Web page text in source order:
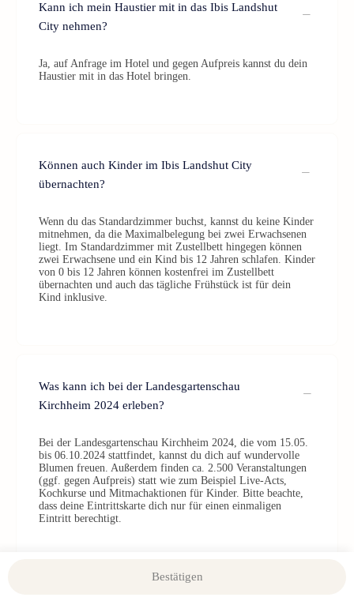
Bestätigen
Kann ich mein Haustier mit in das Ibis Landshut
City nehmen?
Ja, auf Anfrage im Hotel und gegen Aufpreis kannst du dein
Haustier mit in das Hotel bringen.
Können auch Kinder im Ibis Landshut City
übernachten?
Wenn du das Standardzimmer buchst, kannst du keine Kinder
mitnehmen, da die Maximalbelegung bei zwei Erwachsenen
liegt. Im Standardzimmer mit Zustellbett hingegen können
zwei Erwachsene und ein Kind bis 12 Jahren schlafen. Kinder
von 0 bis 12 Jahren können kostenfrei im Zustellbett
übernachten und auch das tägliche Frühstück ist für dein
Kind inklusive.
Was kann ich bei der Landesgartenschau
Kirchheim 2024 erleben?
Bei der Landesgartenschau Kirchheim 2024, die vom 15.05.
bis 06.10.2024 stattfindet, kannst du dich auf wundervolle
Blumen freuen. Außerdem finden ca. 2.500 Veranstaltungen
(ggf. gegen Aufpreis) statt wie zum Beispiel Live-Acts,
Kochkurse und Mitmachaktionen für Kinder. Bitte beachte,
dass deine Eintrittskarte dich nur für einen einmaligen
Eintritt berechtigt.